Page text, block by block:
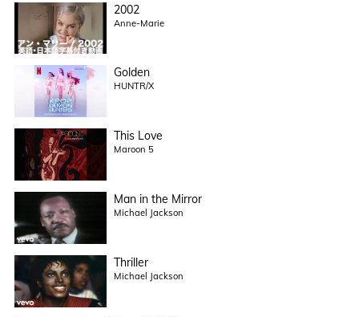
2002
Anne-Marie
Golden
HUNTR/X
This Love
Maroon 5
Man in the Mirror
Michael Jackson
Thriller
Michael Jackson